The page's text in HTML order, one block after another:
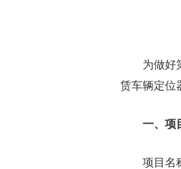
为做好
赁车辆定位
一、项
项目名